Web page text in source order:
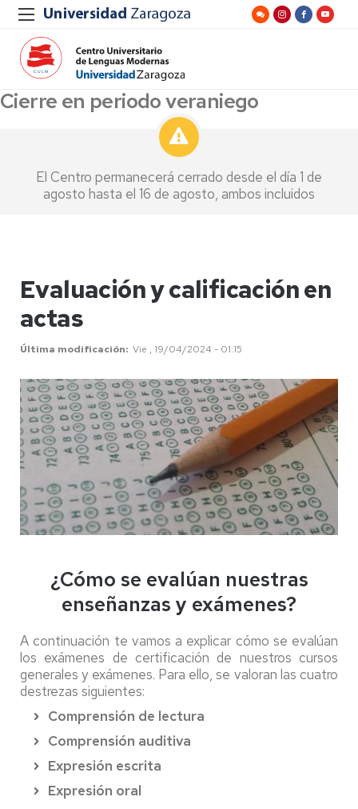
Cierre en periodo veraniego
El Centro permanecerá cerrado desde el día 1 de
agosto hasta el 16 de agosto, ambos incluidos
Evaluación y calificación en
actas
Última modificación Vie , 19/04/2024 - 01:15
¿Cómo se evalúan nuestras
enseñanzas y exámenes?
A continuación te vamos a explicar cómo se evalúan
los exámenes de certificación de nuestros cursos
generales y exámenes. Para ello, se valoran las cuatro
destrezas siguientes:
Comprensión de lectura
Comprensión auditiva
Expresión escrita
Expresión oral